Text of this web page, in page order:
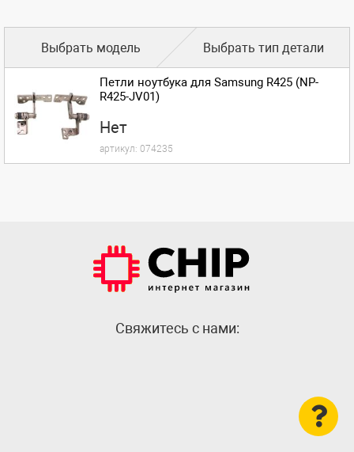
Выбрать модель Выбрать тип детали
Петли ноутбука для Samsung R425 (NP-
R425-JV01)
Нет
артикул: 074235
Cвяжитесь с нами: